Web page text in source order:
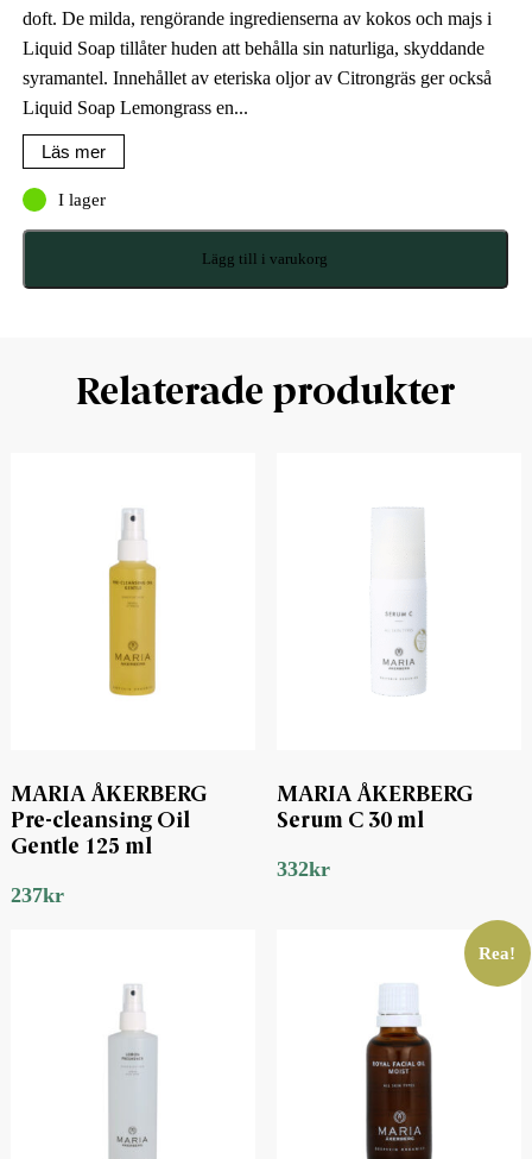
doft. De milda, rengörande ingredienserna av kokos och majs i
Liquid Soap tillåter huden att behålla sin naturliga, skyddande
syramantel. Innehållet av eteriska oljor av Citrongräs ger också
Liquid Soap Lemongrass en...
Läs mer
I lager
Lägg till i varukorg
Relaterade produkter
MARIA ÅKERBERG
Pre-cleansing Oil
Gentle 125 ml
237kr
MARIA ÅKERBERG
Serum C 30 ml
332kr
Rea!